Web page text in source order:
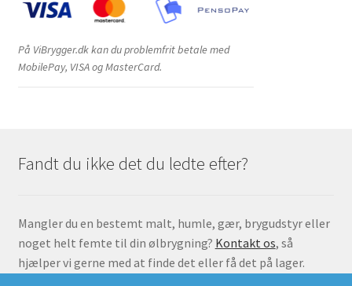
På ViBrygger.dk kan du problemfrit betale med
MobilePay, VISA og MasterCard.
Fandt du ikke det du ledte efter?
Mangler du en bestemt malt, humle, gær, brygudstyr eller
noget helt femte til din ølbrygning? Kontakt os, så
hjælper vi gerne med at finde det eller få det på lager.